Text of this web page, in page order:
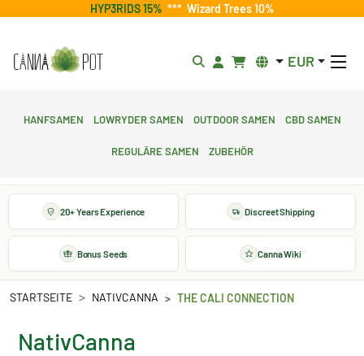
HYP3RIDS 15% *** Wizard Trees 10%
EUR
Hanfsamen Lowryder Samen Outdoor Samen CBD Samen
Reguläre Samen Zubehör
20+ Years Experience Discreet Shipping
Bonus Seeds Canna Wiki
STARTSEITE NATIVCANNA THE CALI CONNECTION
NativCanna